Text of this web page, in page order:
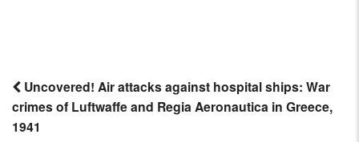
Post
navigation
Uncovered! Air attacks against hospital ships: War
crimes of Luftwaffe and Regia Aeronautica in Greece,
1941